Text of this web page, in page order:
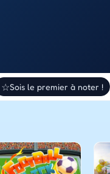
☆Sois le premier à noter !